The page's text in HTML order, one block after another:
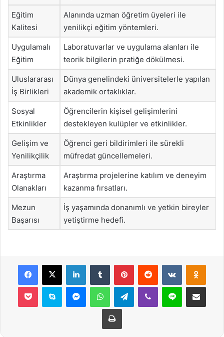
Eğitim
Kalitesi
Alanında uzman öğretim üyeleri ile
yenilikçi eğitim yöntemleri.
Uygulamalı
Eğitim
Laboratuvarlar ve uygulama alanları ile
teorik bilgilerin pratiğe dökülmesi.
Uluslararası
İş Birlikleri
Dünya genelindeki üniversitelerle yapılan
akademik ortaklıklar.
Sosyal
Etkinlikler
Öğrencilerin kişisel gelişimlerini
destekleyen kulüpler ve etkinlikler.
Gelişim ve
Yenilikçilik
Öğrenci geri bildirimleri ile sürekli
müfredat güncellemeleri.
Araştırma
Olanakları
Araştırma projelerine katılım ve deneyim
kazanma fırsatları.
Mezun
Başarısı
İş yaşamında donanımlı ve yetkin bireyler
yetiştirme hedefi.
Facebook
X LinkedInTumblr PinterestReddit VKontakte
Pocket Skype MessengerWhatsAppTelegramViber Line E-Posta ile
Yazdır